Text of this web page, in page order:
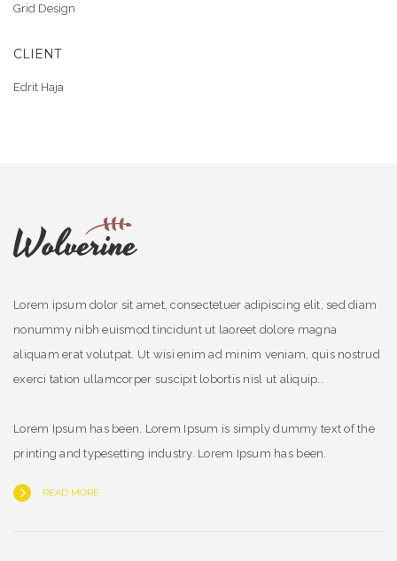
Grid Design
CLIENT
Edrit Haja
Lorem ipsum dolor sit amet, consectetuer adipiscing elit, sed diam
nonummy nibh euismod tincidunt ut laoreet dolore magna
aliquam erat volutpat. Ut wisi enim ad minim veniam, quis nostrud
exerci tation ullamcorper suscipit lobortis nisl ut aliquip..
Lorem Ipsum has been. Lorem Ipsum is simply dummy text of the
printing and typesetting industry. Lorem Ipsum has been.
READ MORE